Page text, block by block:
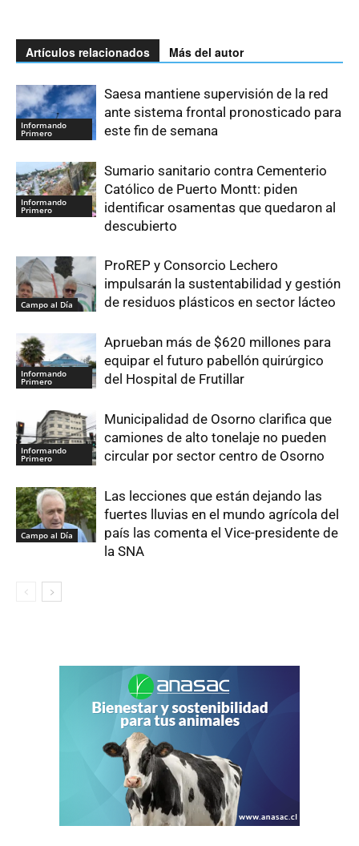
Artículos relacionados Más del autor
Informando
Primero
Saesa mantiene supervisión de la red
ante sistema frontal pronosticado para
este fin de semana
Informando
Primero
Sumario sanitario contra Cementerio
Católico de Puerto Montt: piden
identificar osamentas que quedaron al
descubierto
Campo al Día
ProREP y Consorcio Lechero
impulsarán la sustentabilidad y gestión
de residuos plásticos en sector lácteo
Informando
Primero
Aprueban más de $620 millones para
equipar el futuro pabellón quirúrgico
del Hospital de Frutillar
Informando
Primero
Municipalidad de Osorno clarifica que
camiones de alto tonelaje no pueden
circular por sector centro de Osorno
Campo al Día
Las lecciones que están dejando las
fuertes lluvias en el mundo agrícola del
país las comenta el Vice-presidente de
la SNA